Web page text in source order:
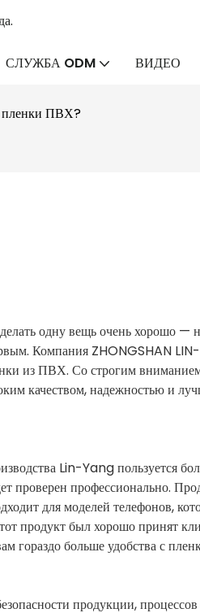
СЛУЖБА ODM ВИДЕО
пленки ПВХ?
одну вещь очень хорошо —
Компания ZHONGSHAN
из ПВХ. Со строгим
качеством, надежностью и
Lin-Yang пользуется
проверен профессионально.
для моделей телефонов,
продукт был хорошо принят
гораздо больше удобства с
продукции, процессов